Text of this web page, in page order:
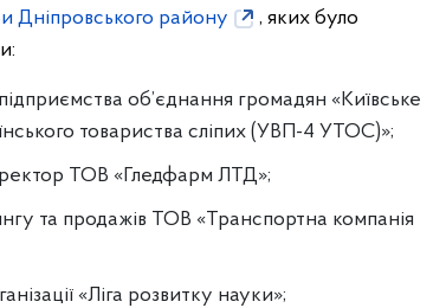
Дніпровського району
, яких було
об’єднання громадян «Київське
товариства сліпих (УВП-4 УТОС)»;
ТОВ «Гледфарм ЛТД»;
та продажів ТОВ «Транспортна компанія
«Ліга розвитку науки»;